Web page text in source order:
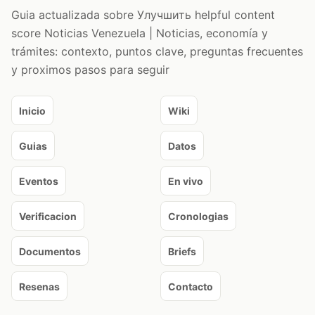
Guia actualizada sobre Улучшить helpful content
score Noticias Venezuela | Noticias, economía y
trámites: contexto, puntos clave, preguntas frecuentes
y proximos pasos para seguir
Inicio Wiki
Guias Datos
Eventos En vivo
Verificacion Cronologias
Documentos Briefs
Resenas Contacto